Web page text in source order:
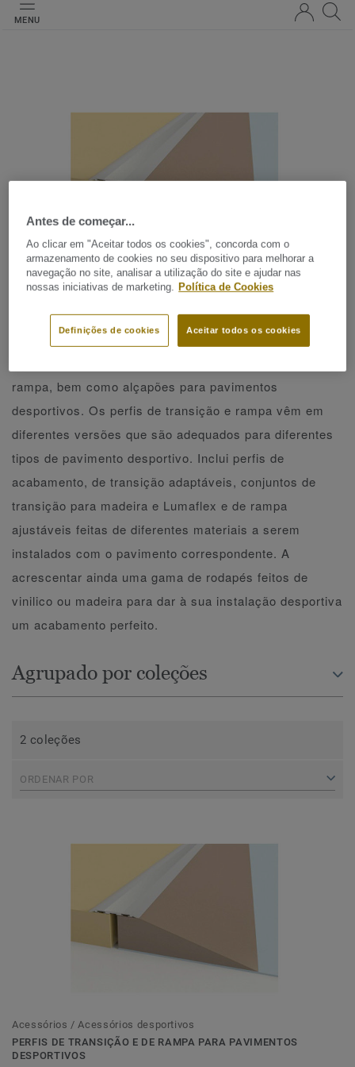
MENU
A nossa seleção de acessórios de instalação para
rampa, bem como alçapões para pavimentos
desportivos. Os perfis de transição e rampa vêm em
diferentes versões que são adequados para diferentes
tipos de pavimento desportivo. Inclui perfis de
acabamento, de transição adaptáveis, conjuntos de
transição para madeira e Lumaflex e de rampa
ajustáveis feitas de diferentes materiais a serem
instalados com o pavimento correspondente. A
acrescentar ainda uma gama de rodapés feitos de
vinilico ou madeira para dar à sua instalação desportiva
um acabamento perfeito.
Agrupado por coleções
2 coleções
ORDENAR POR
Acessórios / Acessórios desportivos
PERFIS DE TRANSIÇÃO E DE RAMPA PARA PAVIMENTOS
DESPORTIVOS
Antes de começar...
Ao clicar em "Aceitar todos os cookies", concorda com o
armazenamento de cookies no seu dispositivo para melhorar a
navegação no site, analisar a utilização do site e ajudar nas
nossas iniciativas de marketing. Política de Cookies
Aceitar todos os cookies
Definições de cookies